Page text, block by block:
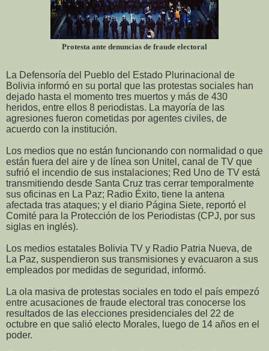
Protesta ante denuncias de fraude electoral
La Defensoría del Pueblo del Estado Plurinacional de
Bolivia informó en su portal que las protestas sociales han
dejado hasta el momento tres muertos y más de 430
heridos, entre ellos 8 periodistas. La mayoría de las
agresiones fueron cometidas por agentes civiles, de
acuerdo con la institución.
Los medios que no están funcionando con normalidad o que
están fuera del aire y de línea son Unitel, canal de TV que
sufrió el incendio de sus instalaciones; Red Uno de TV está
transmitiendo desde Santa Cruz tras cerrar temporalmente
sus oficinas en La Paz; Radio Éxito, tiene la antena
afectada tras ataques; y el diario Página Siete, reportó el
Comité para la Protección de los Periodistas (CPJ, por sus
siglas en inglés).
Los medios estatales Bolivia TV y Radio Patria Nueva, de
La Paz, suspendieron sus transmisiones y evacuaron a sus
empleados por medidas de seguridad, informó.
La ola masiva de protestas sociales en todo el país empezó
entre acusaciones de fraude electoral tras conocerse los
resultados de las elecciones presidenciales del 22 de
octubre en que salió electo Morales, luego de 14 años en el
poder.